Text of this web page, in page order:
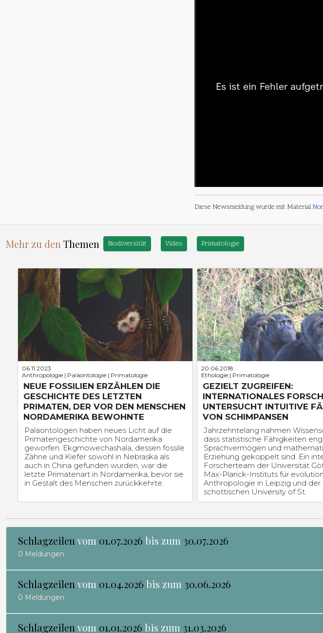
Diese Newsmeldung wurde mit Material
Mehr zu denThemen Biodiversität Video Primatologie
06.11.2023
Anthropologie | Paläontologie | Primatologie
NEUE FOSSILIEN ERZÄHLEN DIE
GESCHICHTE DES LETZTEN
PRIMATEN, DER VOR DEN MENSCHEN
NORDAMERIKA BEWOHNTE
Paläontologen haben neues Licht auf die
Primatengeschichte von Nordamerika
geworfen. Ekgmowechashala, dessen fossile
Zähne und Kiefer sowohl in Nebraska als
auch in China gefunden wurden, war die
letzte Primatenart in Nordamerika, bevor sie
in Gestalt des Menschen zurückkehrte.
20.06.2018
Ethologie | Primatologie
GEZIELT ZUGREIFEN:
INTERNATIONALES
UNTERSUCHT INTUITIVE
VON SCHIMPANSEN
Jahrzehntelang nahmen
dass statistische Fähigkeiten
Sprachvermögen und
Erziehung gekoppelt sind. Ein
Forscherteam der Universität
Max-Planck-Instituts für
Anthropologie in Leipzig und der
schottischen University of St.
Schlagzeilenvom 01.07.2026 bis zum 30.07.2026
0 Meldungen
Schlagzeilenvom 01.04.2026 bis zum 30.06.2026
0 Meldungen
Schlagzeilenvom 01.01.2026 bis zum 31.03.2026